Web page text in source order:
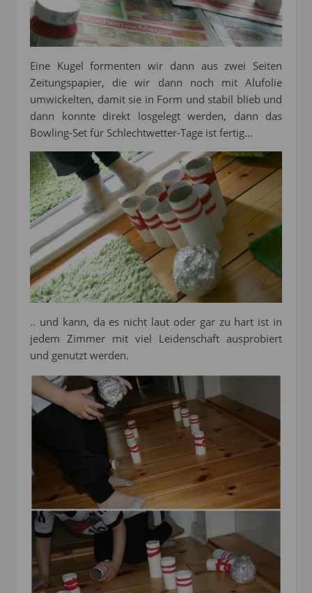
Eine Kugel formenten wir dann aus zwei Seiten
Zeitungspapier, die wir dann noch mit Alufolie
umwickelten, damit sie in Form und stabil blieb und
dann konnte direkt losgelegt werden, dann das
Bowling-Set für Schlechtwetter-Tage ist fertig…
.. und kann, da es nicht laut oder gar zu hart ist in
jedem Zimmer mit viel Leidenschaft ausprobiert
und genutzt werden.